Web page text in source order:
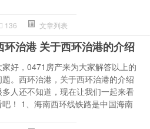
136 文章列表
环治港 关于西环治港的介绍
家好，0471房产来为大家解答以上的
题。西环治港，关于西环治港的介绍
多人还不知道，现在让我们一起来看
吧！ 1、海南西环线铁路是中国海南